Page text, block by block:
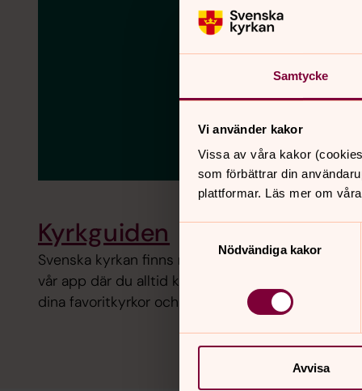
Samtycke
Vi använder kakor
Vissa av våra kakor
som förbättrar din
plattformar. Läs mer om
Nödvändiga kakor
Avvisa
Kyrkguiden
Svenska kyrkan finns närmare än du tror,
vår app där du alltid kan se aktuellt kalendarium. I
dina favoritkyrkor och hålla koll på vad som